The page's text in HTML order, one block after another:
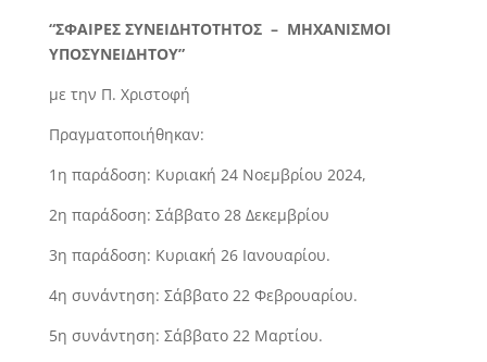
“ΣΦΑΙΡΕΣ ΣΥΝΕΙΔΗΤΟΤΗΤΟΣ – ΜΗΧΑΝΙΣΜΟΙ
ΥΠΟΣΥΝΕΙΔΗΤΟΥ”
με την Π. Χριστοφή
Πραγματοποιήθηκαν:
1η παράδοση: Κυριακή 24 Νοεμβρίου 2024,
2η παράδοση: Σάββατο 28 Δεκεμβρίου
3η παράδοση: Κυριακή 26 Ιανουαρίου.
4η συνάντηση: Σάββατο 22 Φεβρουαρίου.
5η συνάντηση: Σάββατο 22 Μαρτίου.